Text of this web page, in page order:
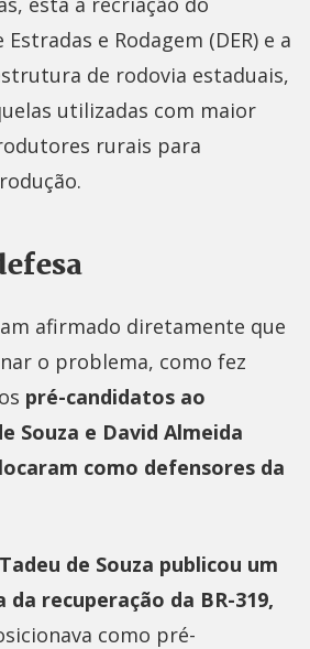
e Rodagem (DER) e a
de rodovia estaduais,
utilizadas com maior
rurais para
afirmado diretamente que
o problema, como fez
pré-candidatos ao
Souza e David Almeida
como defensores da
Tadeu de Souza publicou um
recuperação da BR-319,
como pré-